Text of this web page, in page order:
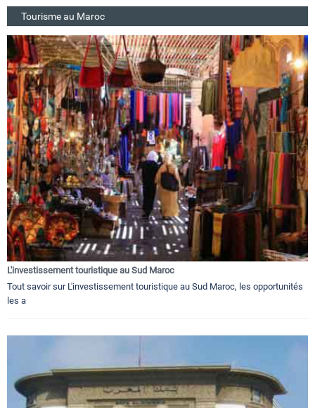
Tourisme au Maroc
L'investissement touristique au Sud Maroc
Tout savoir sur L'investissement touristique au Sud Maroc, les opportunités
les a